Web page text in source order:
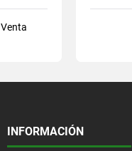
Venta
INFORMACIÓN